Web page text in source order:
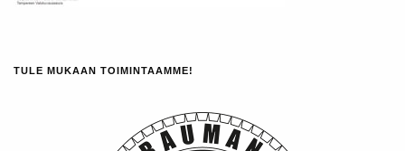
TULE MUKAAN TOIMINTAAMME!